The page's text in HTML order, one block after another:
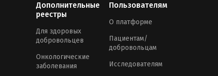
Дополнительные
реестры
Для здоровых
добровольцев
Онкологические
заболевания
Пользователям
О платформе
Пациентам/
добровольцам
Исследователям